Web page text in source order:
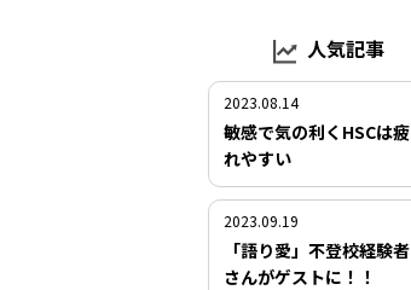
人気記事
2023.08.14
敏感で気の利くHSCは疲
れやすい
2023.09.19
「語り愛」不登校経験者
さんがゲストに！！